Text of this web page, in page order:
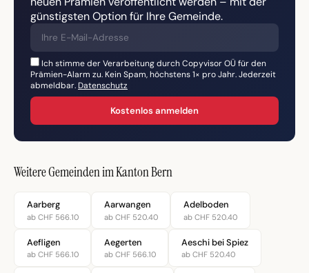
günstigsten Option für Ihre Gemeinde.
Ich stimme der Verarbeitung durch Copyvisor OÜ für den
Prämien-Alarm zu. Kein Spam, höchstens 1× pro Jahr. Jederzeit
abmeldbar. Datenschutz
Kostenlos anmelden
Weitere Gemeinden im Kanton Bern
Aarberg
ab CHF 566.10
Aarwangen
ab CHF 520.40
Adelboden
ab CHF 520.40
Aefligen
ab CHF 566.10
Aegerten
ab CHF 566.10
Aeschi bei Spiez
ab CHF 520.40